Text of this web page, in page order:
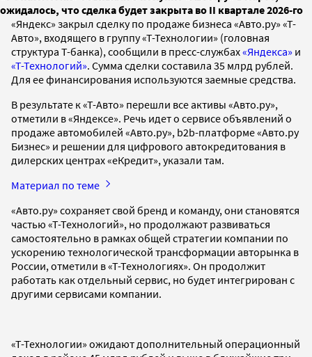
ожидалось, что сделка будет закрыта во II квартале 2026-го
«Яндекс» закрыл сделку по продаже бизнеса «Авто.ру» «Т-
Авто», входящего в группу «Т-Технологии» (головная
структура Т-банка), сообщили в пресс-службах«Яндекса» и
«Т-Технологий». Сумма сделки составила 35 млрд рублей.
Для ее финансирования используются заемные средства.
В результате к «Т-Авто» перешли все активы «Авто.ру»,
отметили в «Яндексе». Речь идет о сервисе объявлений о
продаже автомобилей «Авто.ру», b2b-платформе «Авто.ру
Бизнес» и решении для цифрового автокредитования в
дилерских центрах «eКредит», указали там.
Материал по теме
«Авто.ру» сохраняет свой бренд и команду, они становятся
частью «Т-Технологий», но продолжают развиваться
самостоятельно в рамках общей стратегии компании по
ускорению технологической трансформации авторынка в
России, отметили в «Т-Технологиях». Он продолжит
работать как отдельный сервис, но будет интегрирован с
другими сервисами компании.
«Т-Технологии» ожидают дополнительный операционный